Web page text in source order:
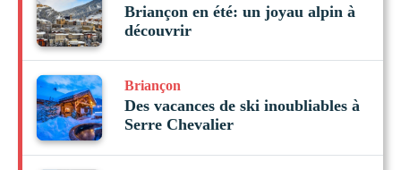
Briançon en été: un joyau alpin à
découvrir
Briançon
Des vacances de ski inoubliables à
Serre Chevalier